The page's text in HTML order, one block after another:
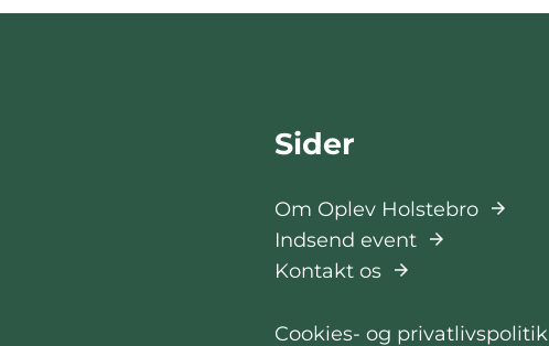
Sider
Om Oplev Holstebro
Indsend event
Kontakt os
Cookies- og privatlivspolitik